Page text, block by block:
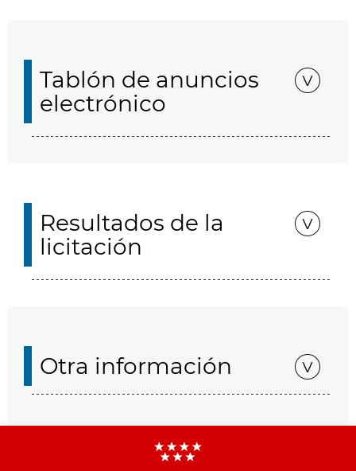
Tablón de anuncios
electrónico
Resultados de la
licitación
Otra información